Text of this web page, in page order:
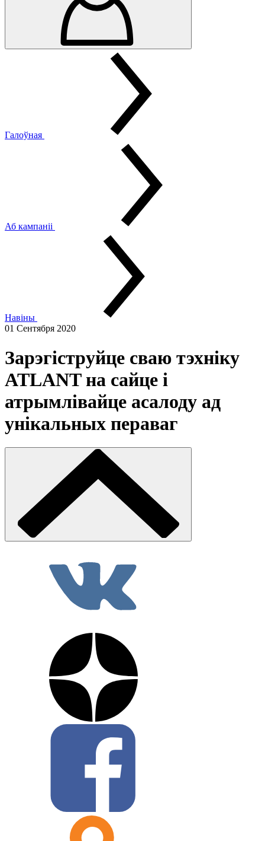
Галоўная
Аб кампаніі
Навіны
01 Сентября 2020
Зарэгіструйце сваю тэхніку
ATLANT на сайце і
атрымлівайце асалоду ад
унікальных пераваг